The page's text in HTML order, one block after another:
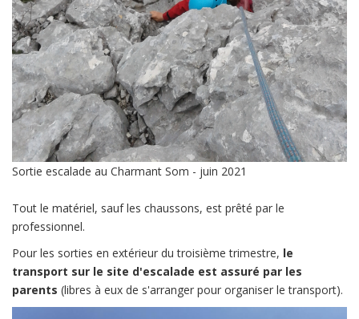
Sortie escalade au Charmant Som - juin 2021
Tout le matériel, sauf les chaussons, est prêté par le
professionnel.
Pour les sorties en extérieur du troisième trimestre, le
transport sur le site d'escalade est assuré par les
parents (libres à eux de s'arranger pour organiser le transport).